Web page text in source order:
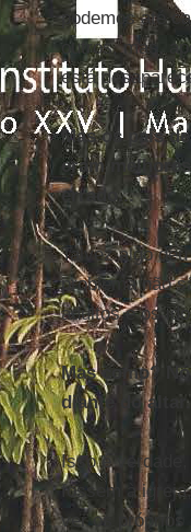
podemos até
outros, mas,
está
Mas os pais
eram
errado...
Talvez algo
problema não
adultos e os
Mas como?
diante do altar.
Isso é
fossem à
ver os próprios